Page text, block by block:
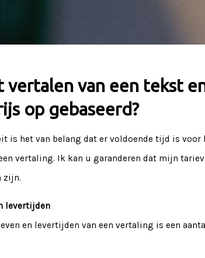
vertalen van een tekst
op gebaseerd?
is het van belang dat er voldoende tijd is voor
vertaling. Ik kan u garanderen dat mijn
zijn.
levertijden
en levertijden van een vertaling is een aantal